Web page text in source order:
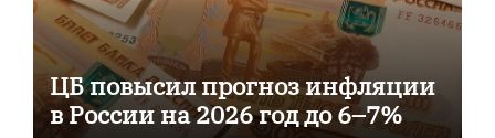
ЦБ повысил прогноз инфляции
в России на 2026 год до 6–7%